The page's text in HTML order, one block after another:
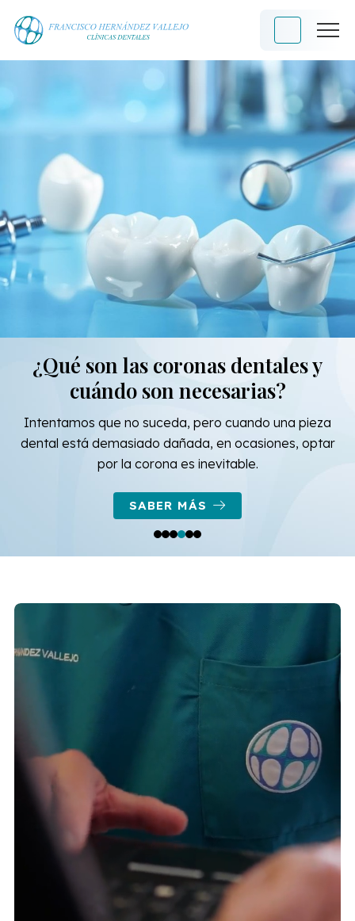
Tratamientos de ortodoncia
invisible
Te ofrecemos lo último en tratamientos de ortodoncia
invisible. En nuestras clínicas trabajamos con la marca
Invisalign.
SABER MÁS